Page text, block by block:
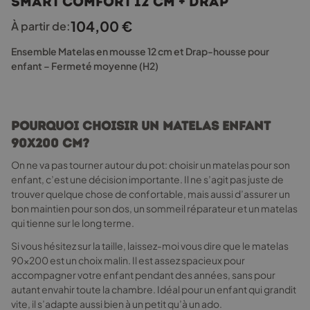
Les
options
peuvent
être
la
page
du
produit
À partir de:104,00 €
Ensemble Matelas en mousse 12 cm et Drap-housse pour
enfant – Fermeté moyenne (H2)
Pourquoi choisir un matelas enfant
90x200 cm?
On ne va pas tourner autour du pot: choisir un matelas pour son
enfant, c’est une décision importante. Il ne s’agit pas juste de
trouver quelque chose de confortable, mais aussi d’assurer un
bon maintien pour son dos, un sommeil réparateur et un matelas
qui tienne sur le long terme.
Si vous hésitez sur la taille, laissez-moi vous dire que le matelas
90x200 est un choix malin. Il est assez spacieux pour
accompagner votre enfant pendant des années, sans pour
autant envahir toute la chambre. Idéal pour un enfant qui grandit
vite, il s’adapte aussi bien à un petit qu’à un ado.